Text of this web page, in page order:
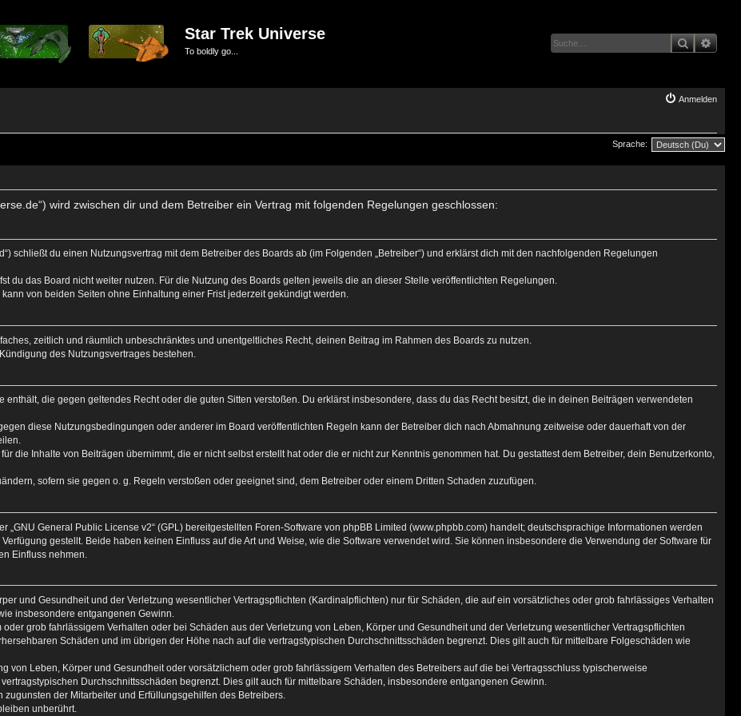
Star Trek Universe
To boldly go...
Suche
Anmelden
Sprache:
wird zwischen dir und dem Betreiber ein Vertrag mit folgenden Regelungen geschlossen:
schließt du einen Nutzungsvertrag mit dem Betreiber des Boards ab (im Folgenden „Betreiber“) und erklärst dich mit den nachfolgenden Regelungen
du das Board nicht weiter nutzen. Für die Nutzung des Boards gelten jeweils die an dieser Stelle veröffentlichten Regelungen.
von beiden Seiten ohne Einhaltung einer Frist jederzeit gekündigt werden.
zeitlich und räumlich unbeschränktes und unentgeltliches Recht, deinen Beitrag im Rahmen des Boards zu nutzen.
des Nutzungsvertrages bestehen.
enthält, die gegen geltendes Recht oder die guten Sitten verstoßen. Du erklärst insbesondere, dass du das Recht besitzt, die in deinen Beiträgen verwendeten
diese Nutzungsbedingungen oder anderer im Board veröffentlichten Regeln kann der Betreiber dich nach Abmahnung zeitweise oder dauerhaft von der
die Inhalte von Beiträgen übernimmt, die er nicht selbst erstellt hat oder die er nicht zur Kenntnis genommen hat. Du gestattest dem Betreiber, dein Benutzerkonto,
sofern sie gegen o. g. Regeln verstoßen oder geeignet sind, dem Betreiber oder einem Dritten Schaden zuzufügen.
„ GNU General Public License v2“ (GPL) bereitgestellten Foren-Software von phpBB Limited (www.phpbb.com) handelt; deutschsprachige Informationen werden
gestellt. Beide haben keinen Einfluss auf die Art und Weise, wie die Software verwendet wird. Sie können insbesondere die Verwendung der Software für
Einfluss nehmen.
und Gesundheit und der Verletzung wesentlicher Vertragspflichten (Kardinalpflichten) nur für Schäden, die auf ein vorsätzliches oder grob fahrlässiges Verhalten
insbesondere entgangenen Gewinn.
grob fahrlässigem Verhalten oder bei Schäden aus der Verletzung von Leben, Körper und Gesundheit und der Verletzung wesentlicher Vertragspflichten
Schäden und im übrigen der Höhe nach auf die vertragstypischen Durchschnittsschäden begrenzt. Dies gilt auch für mittelbare Folgeschäden wie
von Leben, Körper und Gesundheit oder vorsätzlichem oder grob fahrlässigem Verhalten des Betreibers auf die bei Vertragsschluss typischerweise
Durchschnittsschäden begrenzt. Dies gilt auch für mittelbare Schäden, insbesondere entgangenen Gewinn.
der Mitarbeiter und Erfüllungsgehilfen des Betreibers.
unberührt.